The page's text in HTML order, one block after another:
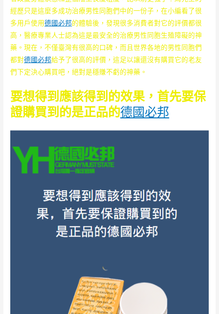
經歷只是這麼多成功治療男性同胞們中的一份子，在小編看了很
多用戶使用德國必邦的體驗後，發現很多消費者對它的評價都很
高，醫療專業人士認為這是最安全的治療男性同胞生殖障礙的神
藥。現在，不僅臺灣有很高的口碑，而且世界各地的男性同胞們
都對德國必邦給予了很高的評價，這足以讓還沒有購買它的老友
們下定決心購買吧，絕對是穩賺不虧的神藥。
要想得到應該得到的效果，首先要保
證購買到的是正品的德國必邦